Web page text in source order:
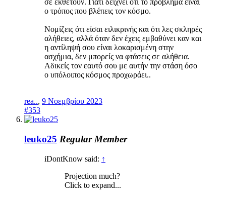
σε εκθέτουν. Γιατί δείχνει οτι το πρόβλημα είναι
ο τρόπος που βλέπεις τον κόσμο.
Νομίζεις ότι είσαι ειλικρινής και ότι λες σκληρές
αλήθειες, αλλά όταν δεν έχεις εμβαθύνει καν και
η αντίληψή σου είναι λοκαρισμένη στην
ασχήμια, δεν μπορείς να φτάσεις σε αλήθεια.
Αδικείς τον εαυτό σου με αυτήν την στάση όσο
ο υπόλοιπος κόσμος προχωράει..
rea.., 9 Νοεμβρίου 2023
#353
leuko25 Regular Member
iDontKnow said: ↑
Projection much?
Click to expand...